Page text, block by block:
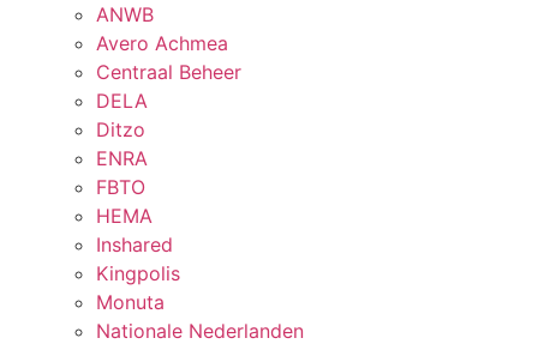
ANWB
Avero Achmea
Centraal Beheer
DELA
Ditzo
ENRA
FBTO
HEMA
Inshared
Kingpolis
Monuta
Nationale Nederlanden